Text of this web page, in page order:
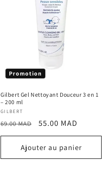
Promotion
Gilbert Gel Nettoyant Douceur 3 en 1
– 200 ml
Fournisseur :
GILBERT
Prix
habituel
69.00 MAD
Prix
promotionnel
55.00 MAD
Ajouter au panier